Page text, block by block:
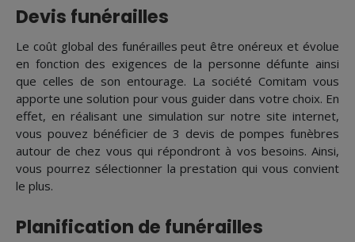
Devis funérailles
Le coût global des funérailles peut être onéreux et évolue
en fonction des exigences de la personne défunte ainsi
que celles de son entourage. La société Comitam vous
apporte une solution pour vous guider dans votre choix. En
effet, en réalisant une simulation sur notre site internet,
vous pouvez bénéficier de 3 devis de pompes funèbres
autour de chez vous qui répondront à vos besoins. Ainsi,
vous pourrez sélectionner la prestation qui vous convient
le plus.
Planification de funérailles